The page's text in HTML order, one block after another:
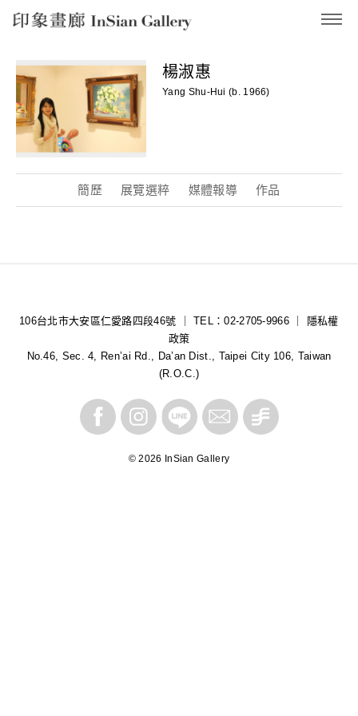
InSian Gallery
楊淑惠
Yang Shu-Hui (b. 1966)
簡歷 展覽選粹 媒體報導 作品
106台北市大安區仁愛路四段46號 ｜ TEL：02-2705-9966 ｜ 隱私權
政策
No.46, Sec. 4, Ren’ai Rd., Da’an Dist., Taipei City 106, Taiwan
(R.O.C.)
© 2026 InSian Gallery